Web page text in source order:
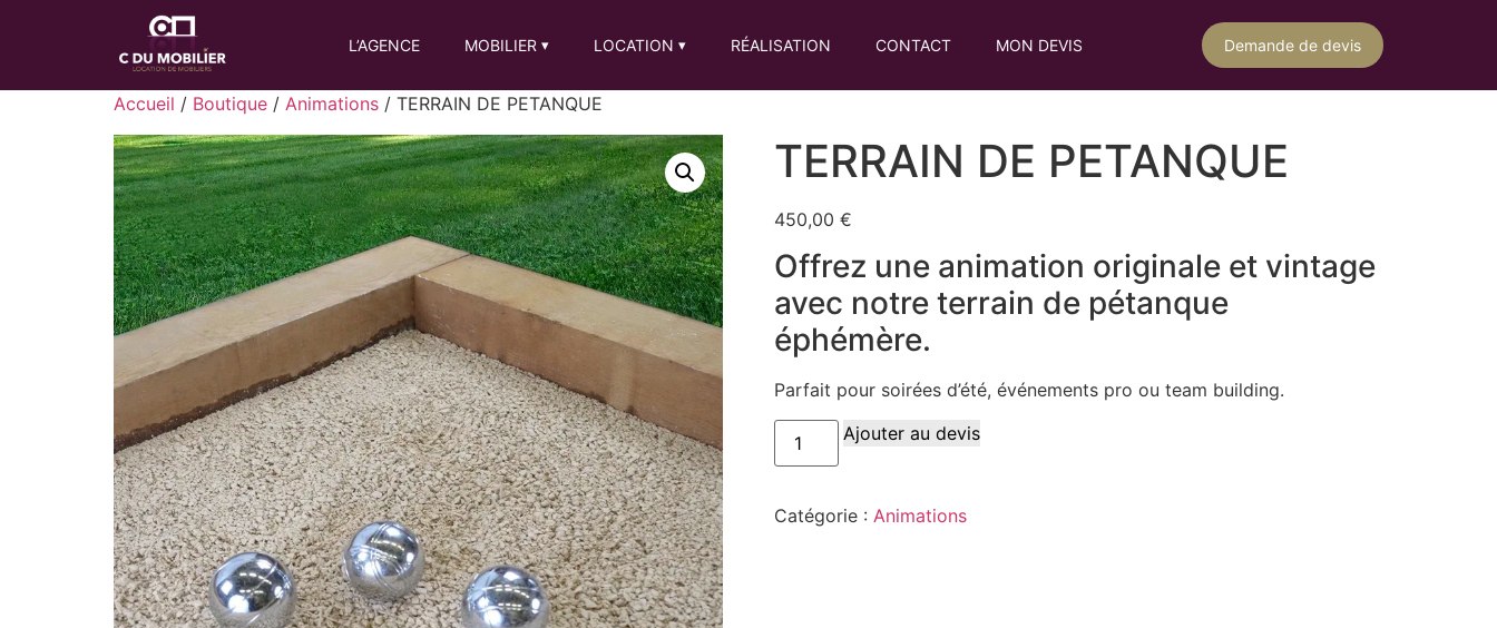
L’AGENCE MOBILIER ▾ LOCATION ▾ RÉALISATION CONTACT MON DEVIS Demande de devis
Accueil / Boutique / Animations / TERRAIN DE PETANQUE
TERRAIN DE PETANQUE
450,00 €
Offrez une animation originale et vintage
avec notre terrain de pétanque
éphémère.
Parfait pour soirées d’été, événements pro ou team building.
Ajouter au devis
Catégorie : Animations